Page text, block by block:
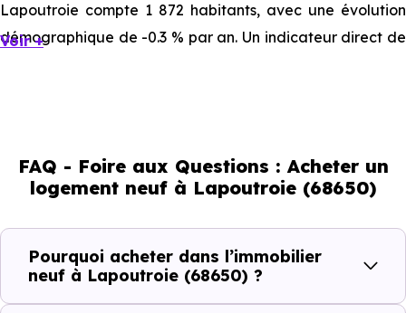
Lapoutroie compte 1 872 habitants, avec une évolution
démographique de -0.3 % par an. Un indicateur direct de
démographique qui renseigne directement sur la
demande locative locale et les typologies de biens les
plus recherchées.
Côté cadre de vie, Lapoutroie (68650) dispose de 13
commerces, 3 professions médicales et 1 établissements
Voir +
FAQ - Foire aux Questions : Acheter un
logement neuf à Lapoutroie (68650)
Pourquoi acheter dans l’immobilier
neuf à Lapoutroie (68650) ?